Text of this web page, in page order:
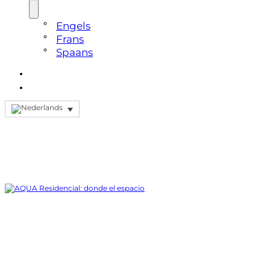
Engels
Frans
Spaans